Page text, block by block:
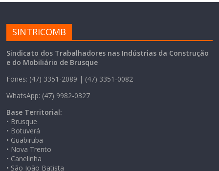
SINTRICOMB
Sindicato dos Trabalhadores nas Indústrias da Construção
e do Mobiliário de Brusque
Fones: (47) 3351-2089 | (47) 3351-0082
WhatsApp: (47) 9982-0327
Base Territorial:
• Brusque
• Botuverá
• Guabiruba
• Nova Trento
• Canelinha
• São João Batista